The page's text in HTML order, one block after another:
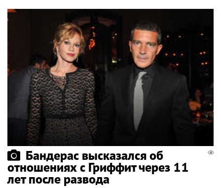
Бандерас высказался об
отношениях с Гриффит через 11
лет после развода